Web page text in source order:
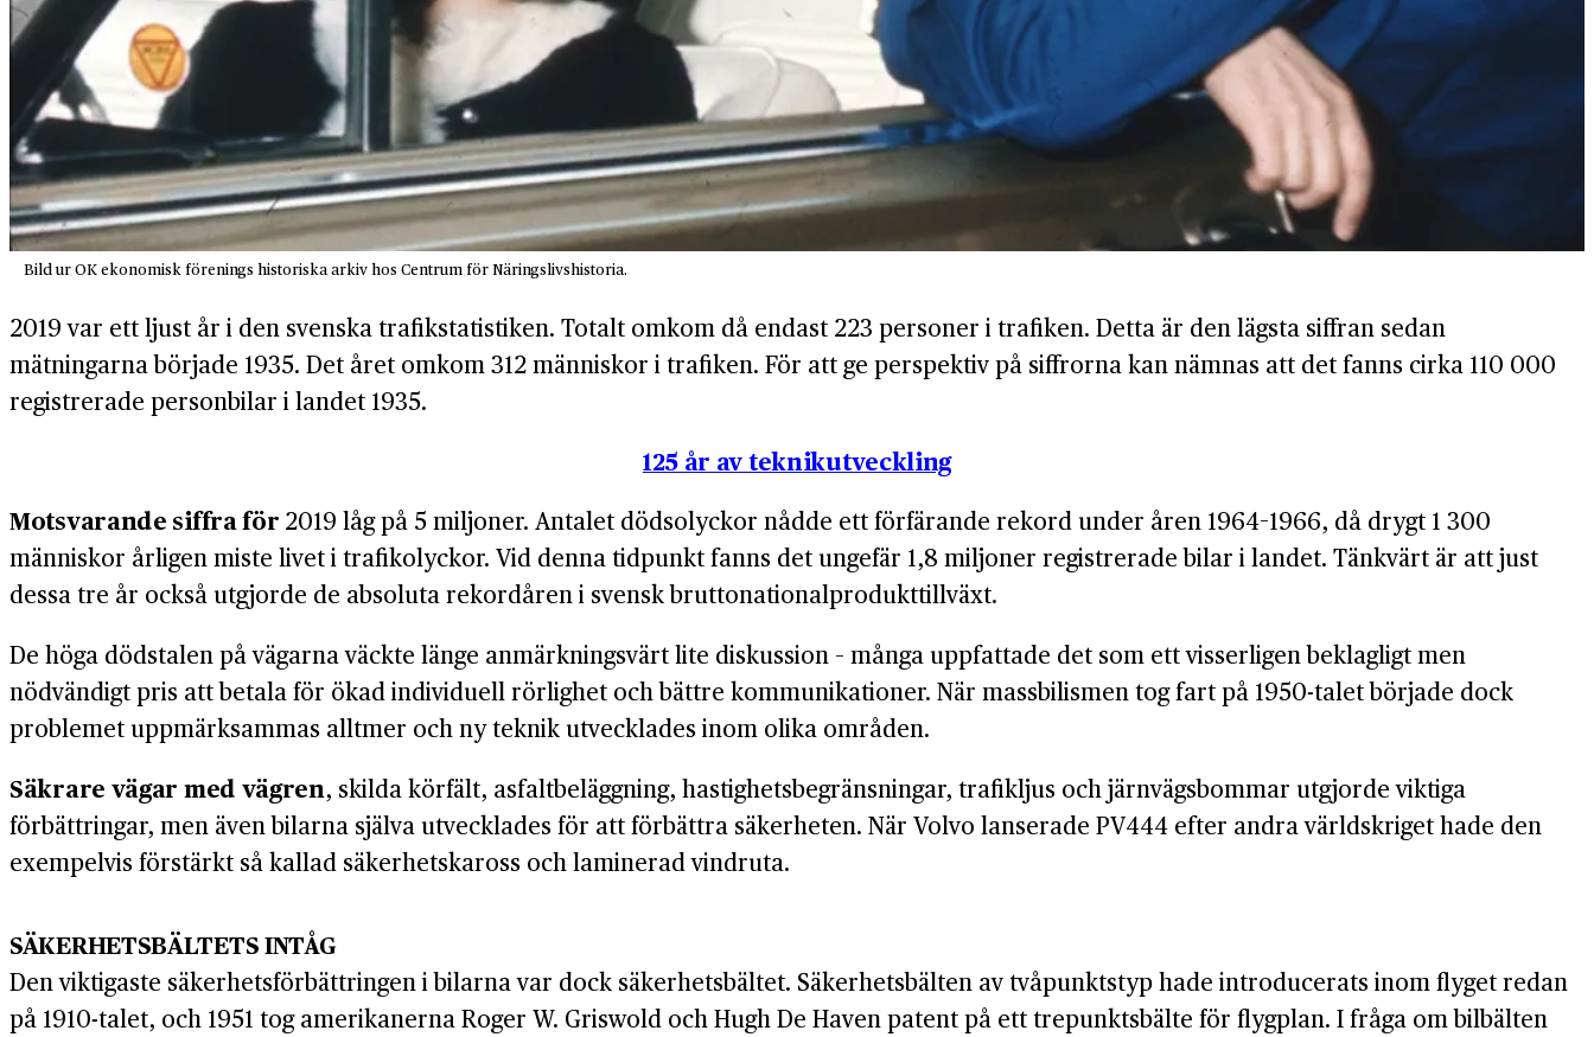
Bild ur OK ekonomisk förenings historiska arkiv hos Centrum för Näringslivshistoria.
2019 var ett ljust år i den svenska trafikstatistiken. Totalt omkom då endast 223 personer i trafiken. Detta är den lägsta siffran sedan
mätningarna började 1935. Det året omkom 312 människor i trafiken. För att ge perspektiv på siffrorna kan nämnas att det fanns cirka 110 000
registrerade personbilar i landet 1935.
125 år av teknikutveckling
Motsvarande siffra för 2019 låg på 5 miljoner. Antalet döds­olyckor nådde ett förfärande rekord under åren 1964–1966, då drygt 1 300
människor årligen miste livet i trafikolyckor. Vid denna tidpunkt fanns det ungefär 1,8 miljoner registrerade bilar i landet. Tänkvärt är att just
dessa tre år också utgjorde de absoluta rekor­dåren i svensk brutto­national­produkt­tillväxt.
De höga dödstalen på vägarna väckte länge anmärkningsvärt lite diskussion – många uppfattade det som ett visserligen beklagligt men
nödvändigt pris att betala för ökad individuell rörlighet och bättre kommunikationer. När massbilismen tog fart på 1950-talet började dock
problemet uppmärksammas alltmer och ny teknik utvecklades inom olika områden.
Säkrare vägar med vägren, skilda körfält, asfaltbeläggning, hastighets­begränsningar, trafik­ljus och järnvägs­bommar utgjorde viktiga
förbättringar, men även bilarna själva utvecklades för att förbättra säkerheten. När Volvo lanserade PV444 efter andra världs­kriget hade den
exempelvis förstärkt så kallad säkerhetskaross och laminerad vindruta.
SÄKERHETSBÄLTETS INTÅG
Den viktigaste säkerhetsförbättringen i bilarna var dock säkerhetsbältet. Säkerhetsbälten av tvåpunktstyp hade introducerats inom flyget redan
på 1910-talet, och 1951 tog amerikanerna Roger W. Griswold och Hugh De Haven patent på ett trepunktsbälte för flygplan. I fråga om bilbälten